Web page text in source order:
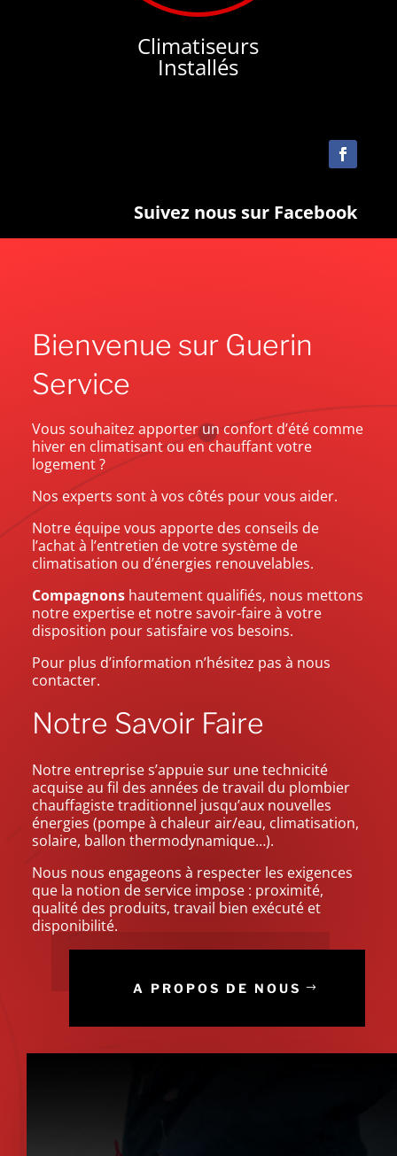
Climatiseurs
Installés
Suivez nous sur Facebook
Bienvenue sur Guerin
Service
Vous souhaitez apporter un confort d’été comme
hiver en climatisant ou en chauffant votre
logement ?
Nos experts sont à vos côtés pour vous aider.
Notre équipe vous apporte des conseils de
l’achat à l’entretien de votre système de
climatisation ou d’énergies renouvelables.
Compagnonshautement qualifiés, nous mettons
notre expertise et notre savoir-faire à votre
disposition pour satisfaire vos besoins.
Pour plus d’information n’hésitez pas à nous
contacter.
Notre Savoir Faire
Notre entreprise s’appuie sur une technicité
acquise au fil des années de travail du plombier
chauffagiste traditionnel jusqu’aux nouvelles
énergies (pompe à chaleur air/eau, climatisation,
solaire, ballon thermodynamique…).
Nous nous engageons à respecter les exigences
que la notion de service impose : proximité,
qualité des produits, travail bien exécuté et
disponibilité.
A PROPOS DE NOUS